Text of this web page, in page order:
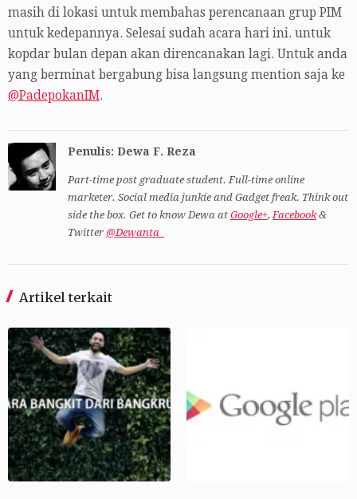
masih di lokasi untuk membahas perencanaan grup PIM
untuk kedepannya. Selesai sudah acara hari ini. untuk
kopdar bulan depan akan direncanakan lagi. Untuk anda
yang berminat bergabung bisa langsung mention saja ke
@PadepokanIM.
Penulis: Dewa F. Reza
Part-time post graduate student. Full-time online
marketer. Social media junkie and Gadget freak. Think out
side the box. Get to know Dewa at Google+,Facebook&
Twitter @Dewanta_
Artikel terkait